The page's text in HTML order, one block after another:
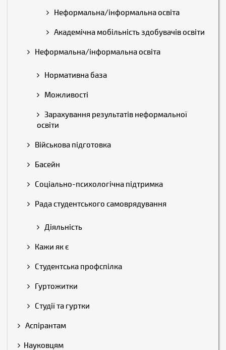
Неформальна/інформальна освіта
Академічна мобільність здобувачів освіти
Неформальна/інформальна освіта
Нормативна база
Можливості
Зарахування результатів неформальної
освіти
Військова підготовка
Басейн
Соціально-психологічна підтримка
Рада студентського самоврядування
Діяльність
Кажи як є
Студентська профспілка
Гуртожитки
Студії та гуртки
Аспірантам
Науковцям